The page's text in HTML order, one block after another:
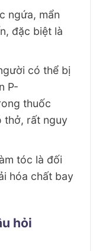
ngứa, mẩn
đặc biệt là
có thể bị
P-
thuốc
thở, rất nguy
tóc là đối
hóa chất bay
hỏi